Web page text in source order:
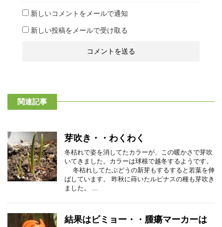
新しいコメントをメールで通知
新しい投稿をメールで受け取る
関連記事
芽吹き・・わくわく
冬枯れで姿を消してたカラーが、この暖かさで芽吹
いてきました。カラーは球根で越冬するようです。
冬枯れしてたぶどうの新芽もするすると若葉を伸
ばしています。 昨秋に蒔いたルピナスの種も芽吹き
ました。 ...
結果はビミョー・・腫瘍マーカーは